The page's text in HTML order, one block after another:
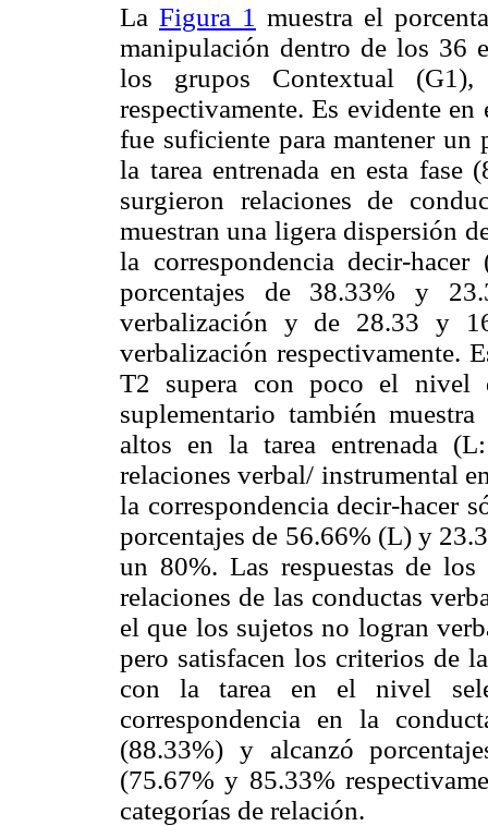
La Figura 1 muestra el
manipulación dentro de los 36
los grupos Contextual
respectivamente. Es evidente
fue suficiente para mantener un
la tarea entrenada en esta fase
surgieron relaciones de
muestran una ligera dispersión
la correspondencia decir-
porcentajes de 38.33% y
verbalización y de 28.33 y
verbalización respectivamente.
T2 supera con poco el nivel
suplementario también
altos en la tarea entrenada
relaciones verbal/ instrumental
la correspondencia decir-hacer
porcentajes de 56.66% (L) y
un 80%. Las respuestas de
relaciones de las conductas
el que los sujetos no logran
pero satisfacen los criterios de
con la tarea en el nivel
correspondencia en la
(88.33%) y alcanzó
(75.67% y 85.33%
categorías de relación.